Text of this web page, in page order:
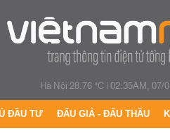
Hà Nội 28.76 °C|02:35AM, 07/
ĐẦU TƯ ĐẤU GIÁ - ĐẤU THẦU